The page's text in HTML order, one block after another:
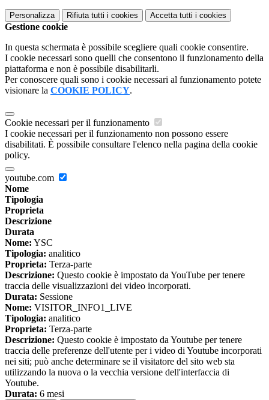
Personalizza Rifiuta tutti i cookies Accetta tutti i cookies
Gestione cookie
In questa schermata è possibile scegliere quali cookie consentire.
I cookie necessari sono quelli che consentono il funzionamento della
piattaforma e non è possibile disabilitarli.
Per conoscere quali sono i cookie necessari al funzionamento potete
visionare la COOKIE POLICY.
Cookie necessari per il funzionamento
I cookie necessari per il funzionamento non possono essere
disabilitati. È possibile consultare l'elenco nella pagina della cookie
policy.
youtube.com
Nome
Tipologia
Proprieta
Descrizione
Durata
Nome: YSC
Tipologia: analitico
Proprieta: Terza-parte
Descrizione: Questo cookie è impostato da YouTube per tenere
traccia delle visualizzazioni dei video incorporati.
Durata: Sessione
Nome: VISITOR_INFO1_LIVE
Tipologia: analitico
Proprieta: Terza-parte
Descrizione: Questo cookie è impostato da Youtube per tenere
traccia delle preferenze dell'utente per i video di Youtube incorporati
nei siti; può anche determinare se il visitatore del sito web sta
utilizzando la nuova o la vecchia versione dell'interfaccia di
Youtube.
Durata: 6 mesi